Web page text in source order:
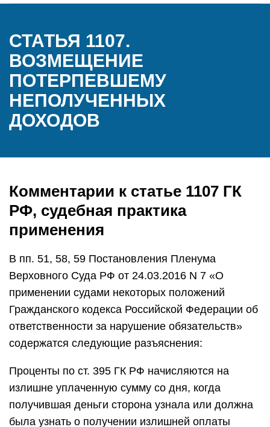
СТАТЬЯ 1107.
ВОЗМЕЩЕНИЕ
ПОТЕРПЕВШЕМУ
НЕПОЛУЧЕННЫХ
ДОХОДОВ
Комментарии к статье 1107 ГК
РФ, судебная практика
применения
В пп. 51, 58, 59 Постановления Пленума
Верховного Суда РФ от 24.03.2016 N 7 «О
применении судами некоторых положений
Гражданского кодекса Российской Федерации об
ответственности за нарушение обязательств»
содержатся следующие разъяснения:
Проценты по ст. 395 ГК РФ начисляются на
излишне уплаченную сумму со дня, когда
получившая деньги сторона узнала или должна
была узнать о получении излишней оплаты